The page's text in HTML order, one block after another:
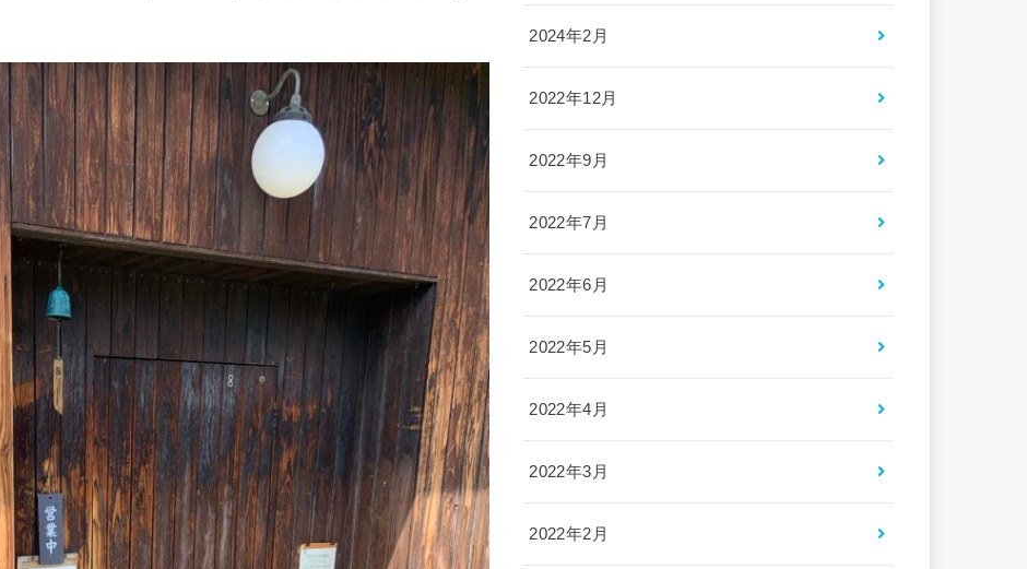
2024年2月
2022年12月
2022年9月
2022年7月
2022年6月
2022年5月
2022年4月
2022年3月
2022年2月